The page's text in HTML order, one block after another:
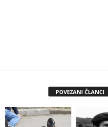
POVEZANI ČLANCI